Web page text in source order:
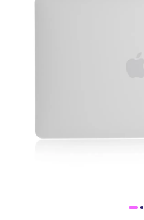
Самовывоз